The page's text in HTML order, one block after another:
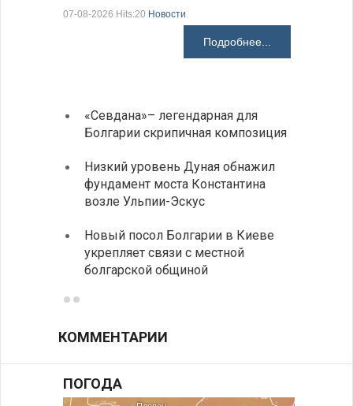
07-08-2026 Hits:20 Новости
Подробнее...
«Севдана»– легендарная для
Болгарии скрипичная композиция
Низкий уровень Дуная обнажил
фундамент моста Константина
возле Ульпии-Эскус
Новый посол Болгарии в Киеве
укрепляет связи с местной
болгарской общиной
КОММЕНТАРИИ
ПОГОДА